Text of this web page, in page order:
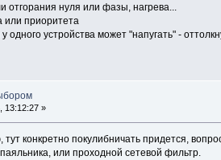
отгорания нуля или фазы, нагрева...
или приоритета
устройства может "напугать" -
13:12:27 »
тут конкретно покулибничать придется,
или проходной сетевой фильтр.